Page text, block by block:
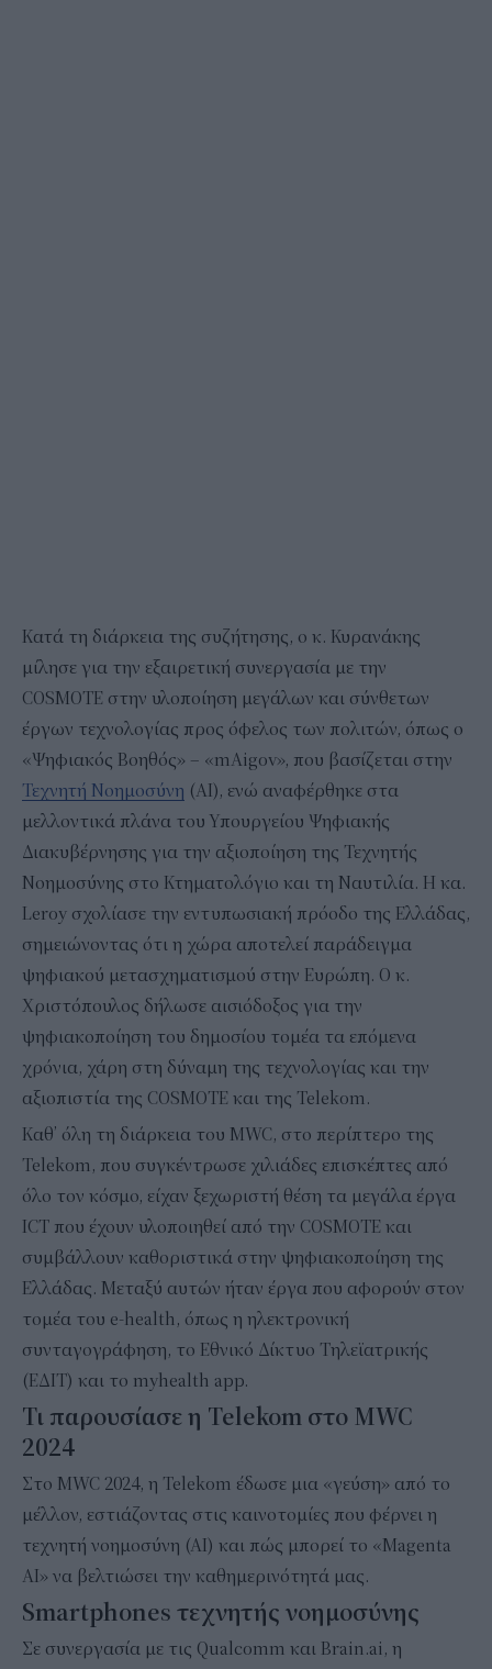
Κατά τη διάρκεια της συζήτησης, ο κ. Κυρανάκης
μίλησε για την εξαιρετική συνεργασία με την
COSMOTE στην υλοποίηση μεγάλων και σύνθετων
έργων τεχνολογίας προς όφελος των πολιτών, όπως ο
«Ψηφιακός Βοηθός» – «mAigov», που βασίζεται στην
Τεχνητή Νοημοσύνη (AI), ενώ αναφέρθηκε στα
μελλοντικά πλάνα του Υπουργείου Ψηφιακής
Διακυβέρνησης για την αξιοποίηση της Τεχνητής
Νοημοσύνης στο Κτηματολόγιο και τη Ναυτιλία. Η κα.
Leroy σχολίασε την εντυπωσιακή πρόοδο της Ελλάδας,
σημειώνοντας ότι η χώρα αποτελεί παράδειγμα
ψηφιακού μετασχηματισμού στην Ευρώπη. Ο κ.
Χριστόπουλος δήλωσε αισιόδοξος για την
ψηφιακοποίηση του δημοσίου τομέα τα επόμενα
χρόνια, χάρη στη δύναμη της τεχνολογίας και την
αξιοπιστία της COSMOTE και της Telekom.
Καθ’ όλη τη διάρκεια του MWC, στο περίπτερο της
Telekom, που συγκέντρωσε χιλιάδες επισκέπτες από
όλο τον κόσμο, είχαν ξεχωριστή θέση τα μεγάλα έργα
ICT που έχουν υλοποιηθεί από την COSMOTE και
συμβάλλουν καθοριστικά στην ψηφιακοποίηση της
Ελλάδας. Μεταξύ αυτών ήταν έργα που αφορούν στον
τομέα του e-health, όπως η ηλεκτρονική
συνταγογράφηση, το Εθνικό Δίκτυο Τηλεϊατρικής
(ΕΔΙΤ) και το myhealth app.
Τι παρουσίασε η Telekom στο MWC
2024
Στο MWC 2024, η Telekom έδωσε μια «γεύση» από το
μέλλον, εστιάζοντας στις καινοτομίες που φέρνει η
τεχνητή νοημοσύνη (ΑΙ) και πώς μπορεί το «Magenta
AI» να βελτιώσει την καθημερινότητά μας.
Smartphones τεχνητής νοημοσύνης
Σε συνεργασία με τις Qualcomm και Brain.ai, η